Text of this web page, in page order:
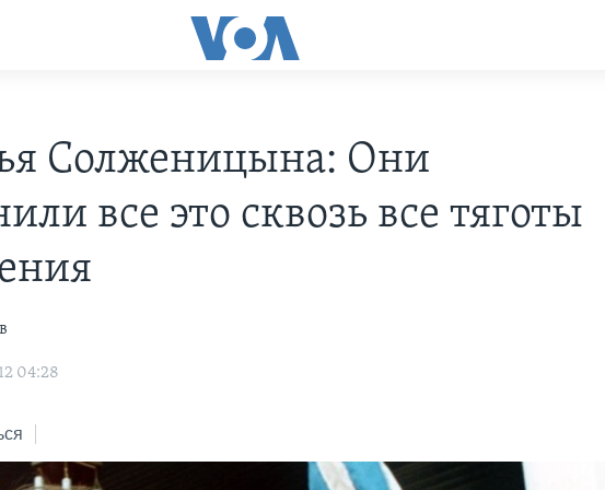
Солженицына: Они
все это сквозь все тяготы
04:28